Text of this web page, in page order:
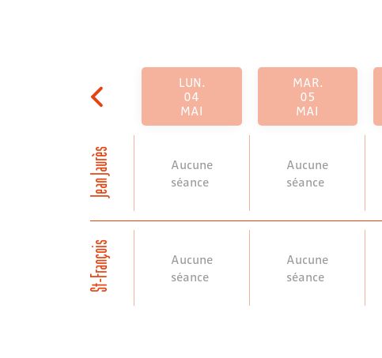
Jean Jaurès
St-François
LUN.
04
MAI
Aucune
séance
Aucune
séance
MAR.
05
MAI
Aucune
séance
Aucune
séance